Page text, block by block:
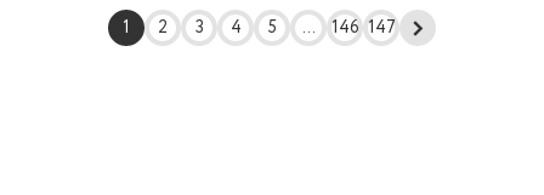
1 2 3 4 5 ... 146 147